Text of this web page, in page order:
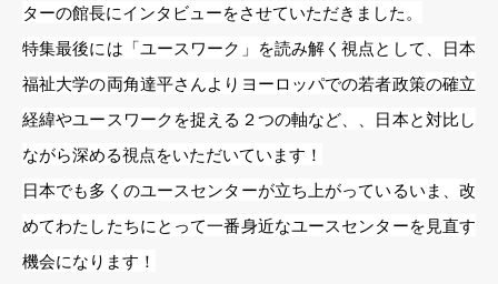
ターの館長にインタビューをさせていただきました。
特集最後には「ユースワーク」を読み解く視点として、日本
福祉大学の両角達平さんよりヨーロッパでの若者政策の確立
経緯やユースワークを捉える２つの軸など、、日本と対比し
ながら深める視点をいただいています！
日本でも多くのユースセンターが立ち上がっているいま、改
めてわたしたちにとって一番身近なユースセンターを見直す
機会になります！